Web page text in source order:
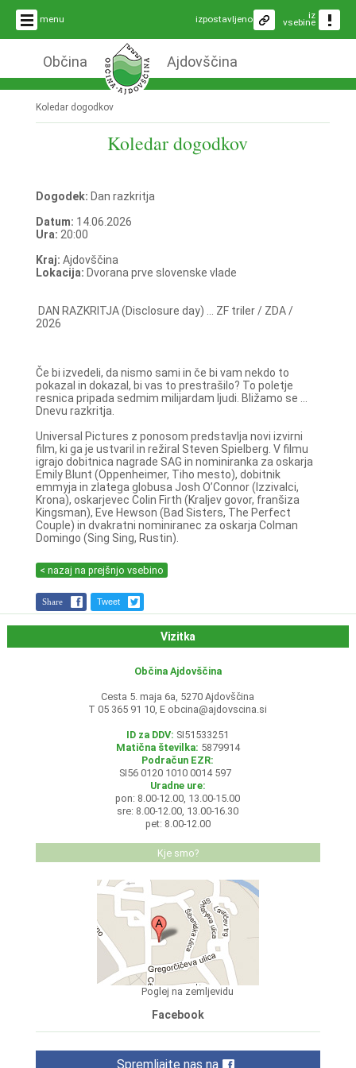
menu iz
vsebine
izpostavljeno
Občina Ajdovščina
Koledar dogodkov
Koledar dogodkov
Dogodek: Dan razkritja
Datum: 14.06.2026
Ura: 20:00
Kraj: Ajdovščina
Lokacija: Dvorana prve slovenske vlade
DAN RAZKRITJA (Disclosure day) ... ZF triler / ZDA /
2026
Če bi izvedeli, da nismo sami in če bi vam nekdo to
pokazal in dokazal, bi vas to prestrašilo? To poletje
resnica pripada sedmim milijardam ljudi. Bližamo se ...
Dnevu razkritja.
Universal Pictures z ponosom predstavlja novi izvirni
film, ki ga je ustvaril in režiral Steven Spielberg. V filmu
igrajo dobitnica nagrade SAG in nominiranka za oskarja
Emily Blunt (Oppenheimer, Tiho mesto), dobitnik
emmyja in zlatega globusa Josh O’Connor (Izzivalci,
Krona), oskarjevec Colin Firth (Kraljev govor, franšiza
Kingsman), Eve Hewson (Bad Sisters, The Perfect
Couple) in dvakratni nominiranec za oskarja Colman
Domingo (Sing Sing, Rustin).
< nazaj na prejšnjo vsebino
Share Tweet
Vizitka
Občina Ajdovščina
Cesta 5. maja 6a, 5270 Ajdovščina
T 05 365 91 10, E obcina@ajdovscina.si
ID za DDV: SI51533251
Matična številka: 5879914
Podračun EZR:
SI56 0120 1010 0014 597
Uradne ure:
pon: 8.00-12.00, 13.00-15.00
sre: 8.00-12.00, 13.00-16.30
pet: 8.00-12.00
Kje smo?
Poglej na zemljevidu
Facebook
Spremljajte nas na